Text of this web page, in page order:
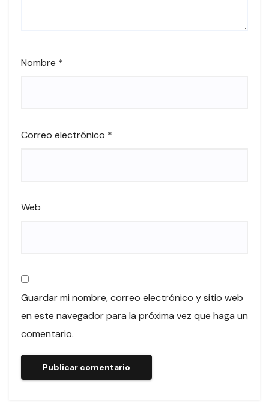
Nombre *
Correo electrónico *
Web
Guardar mi nombre, correo electrónico y sitio web
en este navegador para la próxima vez que haga un
comentario.